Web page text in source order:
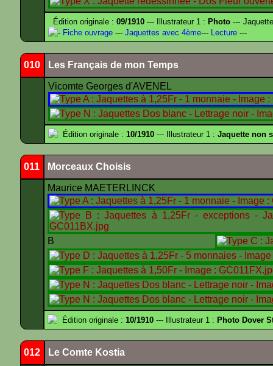
Édition originale :09/1910 --- Illustrateur 1 : Photo ---
- Fiche ouvrage --- Jaquettes avec 4ème--- Lecture ---
010 Les Français de mon Temps
Vicomte Georges d'AVENEL
Édition originale : 10/1910 --- Illustrateur 1 : Jaquette non
011 Morceaux Choisis
Maurice MAETERLINCK
B
Édition originale : 10/1910 --- Illustrateur 1 : Photo Dover
012 Le Comte Kostia